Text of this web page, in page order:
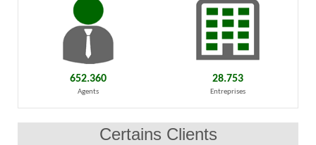
652.360
Agents
28.753
Entreprises
Certains Clients